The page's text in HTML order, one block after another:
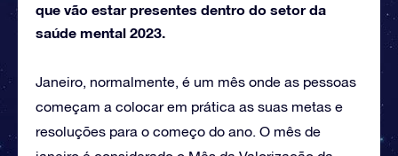
que vão estar presentes dentro do setor da
saúde mental 2023.
Janeiro, normalmente, é um mês onde as pessoas
começam a colocar em prática as suas metas e
resoluções para o começo do ano. O mês de